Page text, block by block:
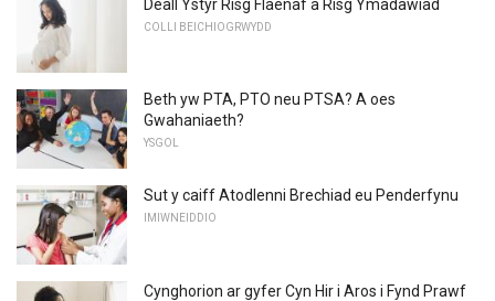
Deall Ystyr Risg Flaenaf a Risg Ymadawiad
COLLI BEICHIOGRWYDD
Beth yw PTA, PTO neu PTSA? A oes
Gwahaniaeth?
YSGOL
Sut y caiff Atodlenni Brechiad eu Penderfynu
IMIWNEIDDIO
Cynghorion ar gyfer Cyn Hir i Aros i Fynd Prawf